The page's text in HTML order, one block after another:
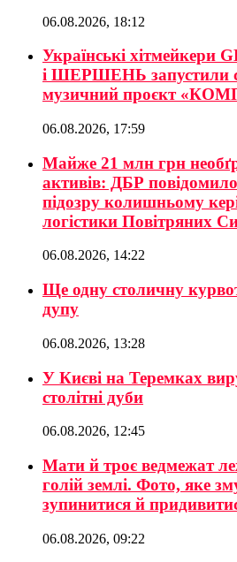
06.08.2026, 18:12
Українські хітмейкери
і ШЕРШЕНЬ запустили
музичний проєкт
06.08.2026, 17:59
Майже 21 млн грн
активів: ДБР
підозру колишньому
логістики Повітряних
06.08.2026, 14:22
Ще одну столичну
дупу
06.08.2026, 13:28
У Києві на Теремках
столітні дуби
06.08.2026, 12:45
Мати й троє ведмежат
голій землі. Фото, яке
зупинитися й
06.08.2026, 09:22